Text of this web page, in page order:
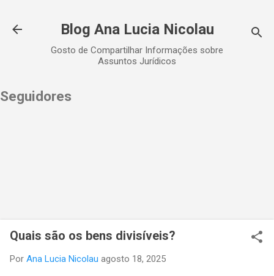
Blog Ana Lucia Nicolau
Gosto de Compartilhar Informações sobre
Assuntos Jurídicos
Seguidores
Quais são os bens divisíveis?
Por Ana Lucia Nicolau agosto 18, 2025